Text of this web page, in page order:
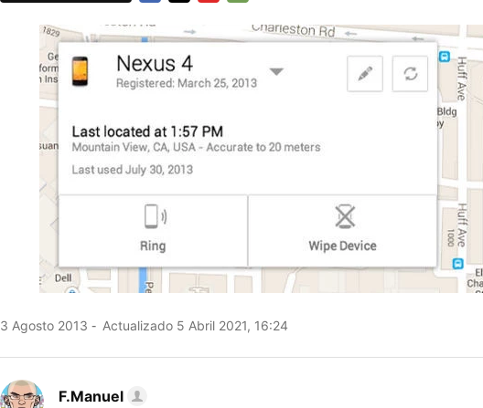
MAIL
3 Agosto 2013 Actualizado 5 Abril 2021, 16:24
F.Manuel